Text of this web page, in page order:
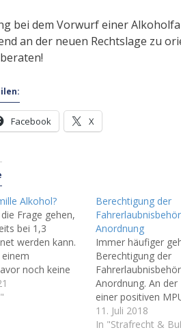
bei dem Vorwurf einer
an der neuen Rechtslage zu
Facebook X
Alkohol?
Frage gehen,
bei 1,3
werden kann.
noch keine
Die Antwort ist
Denn Achtung,
Berechtigung der
Anordnung
Immer häufiger
Berechtigung der
Anordnung. An
einer positiven
Deutschland immer
Wiedererteilungen
11. Juli 2018
In "Strafrecht &